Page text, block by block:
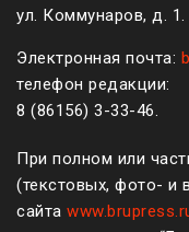
ул. Коммунаров, д. 1.
Электронная почта:
телефон редакции:
8 (861 56) 3-33-46.
При полном или
(текстовых, фото- и
сайта